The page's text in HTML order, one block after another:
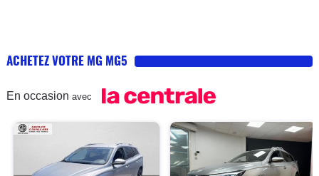
ACHETEZ VOTRE MG MG5
En occasion avec